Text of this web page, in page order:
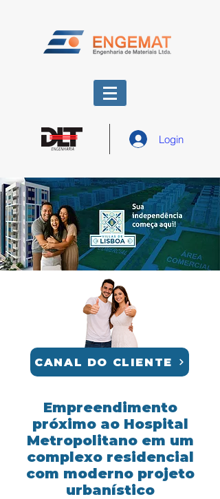
Login
CANAL DO CLIENTE
Empreendimento
próximo ao Hospital
Metropolitano em um
complexo residencial
com moderno projeto
urbanístico